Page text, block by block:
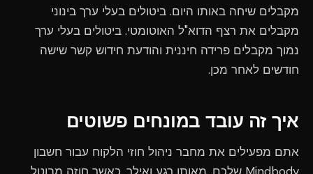
מקבלים שיחה באותו היום. ביטולים בעלי ערך בינוני
מקבלים את רצף הדוא"ל האוטומטי. ביטולים בעלי ערך
נמוך מקבלים פרידה חיננית והודעת חידוש קשר שישה
חודשים לאחר מכן.
איך זה עובד במונחים פשוטים
אתם מפעילים את מחבר ניהול חוזי הלקוח עבור חשבון